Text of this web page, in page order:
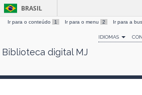
Skip
BRASIL
Ir para o conteúdo 1 Ir para o menu 2 Ir para a
IDIOMAS
Biblioteca digital MJ